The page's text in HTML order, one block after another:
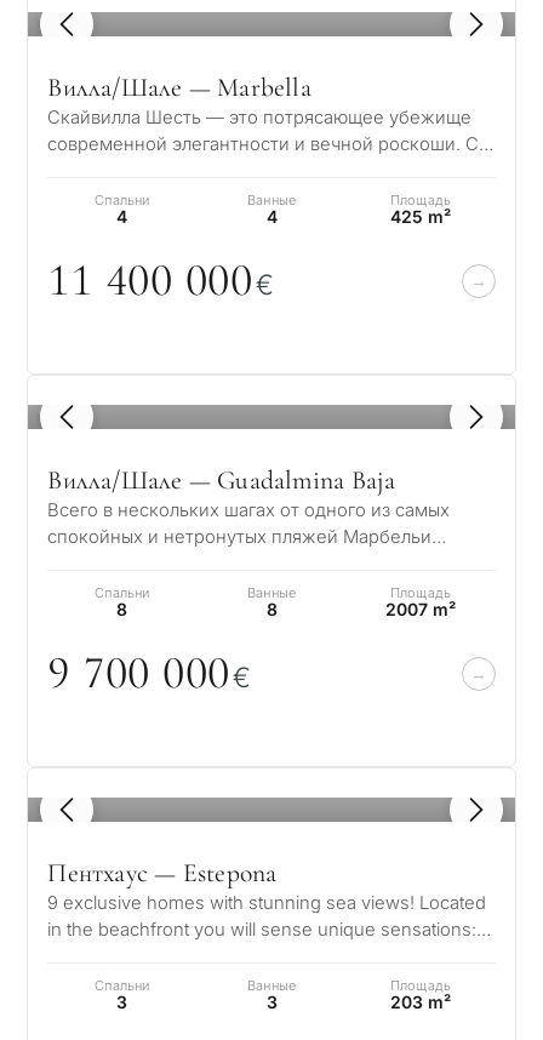
1 / 8
Вилла/Шале — Marbella
Скайвилла Шесть — это потрясающее убежище
современной элегантности и вечной роскоши. С
Спальни
4
Ванные
4
Площадь
425 m²
11 400 000€
1 / 8
Вилла/Шале — Guadalmina Baja
Всего в нескольких шагах от одного из самых
спокойных и нетронутых пляжей Марбельи
Гуада…Спальни
8
Ванные
8
Площадь
2007 m²
9 700 000€
1 / 8
Пентхаус — Estepona
9 exclusive homes with stunning sea views! Located
in the beachfront you will sense unique sensations:
Спальни
3
Ванные
3
Площадь
203 m²